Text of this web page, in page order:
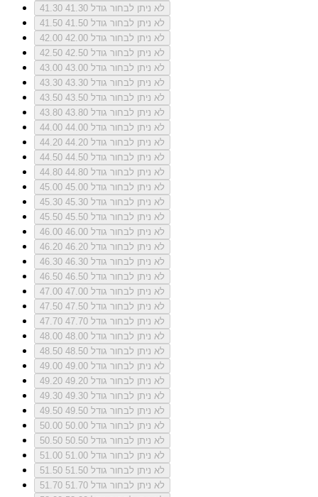
41.30
לא ניתן לבחור גודל 41.30
41.50
לא ניתן לבחור גודל 41.50
42.00
לא ניתן לבחור גודל 42.00
42.50
לא ניתן לבחור גודל 42.50
43.00
לא ניתן לבחור גודל 43.00
43.30
לא ניתן לבחור גודל 43.30
43.50
לא ניתן לבחור גודל 43.50
43.80
לא ניתן לבחור גודל 43.80
44.00
לא ניתן לבחור גודל 44.00
44.20
לא ניתן לבחור גודל 44.20
44.50
לא ניתן לבחור גודל 44.50
44.80
לא ניתן לבחור גודל 44.80
45.00
לא ניתן לבחור גודל 45.00
45.30
לא ניתן לבחור גודל 45.30
45.50
לא ניתן לבחור גודל 45.50
46.00
לא ניתן לבחור גודל 46.00
46.20
לא ניתן לבחור גודל 46.20
46.30
לא ניתן לבחור גודל 46.30
46.50
לא ניתן לבחור גודל 46.50
47.00
לא ניתן לבחור גודל 47.00
47.50
לא ניתן לבחור גודל 47.50
47.70
לא ניתן לבחור גודל 47.70
48.00
לא ניתן לבחור גודל 48.00
48.50
לא ניתן לבחור גודל 48.50
49.00
לא ניתן לבחור גודל 49.00
49.20
לא ניתן לבחור גודל 49.20
49.30
לא ניתן לבחור גודל 49.30
49.50
לא ניתן לבחור גודל 49.50
50.00
לא ניתן לבחור גודל 50.00
50.50
לא ניתן לבחור גודל 50.50
51.00
לא ניתן לבחור גודל 51.00
51.50
לא ניתן לבחור גודל 51.50
51.70
לא ניתן לבחור גודל 51.70